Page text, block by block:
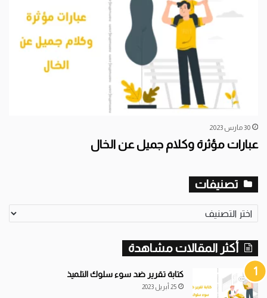
30 مارس 2023
عبارات مؤثرة وكلام جميل عن الخال
تصنيفات
ص
ف
ا
ت
أكثر المقالات مشاهدة
كتابة تقرير ضد سوء سلوك التلميذ
25 أبريل 2023